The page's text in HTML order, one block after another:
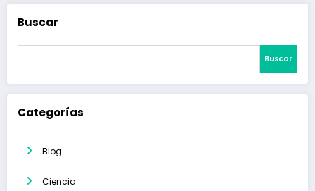
Buscar
Buscar
Categorías
Blog
Ciencia